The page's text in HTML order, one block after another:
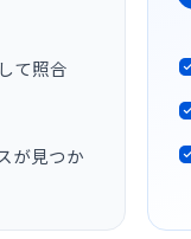
て照合
が見つか